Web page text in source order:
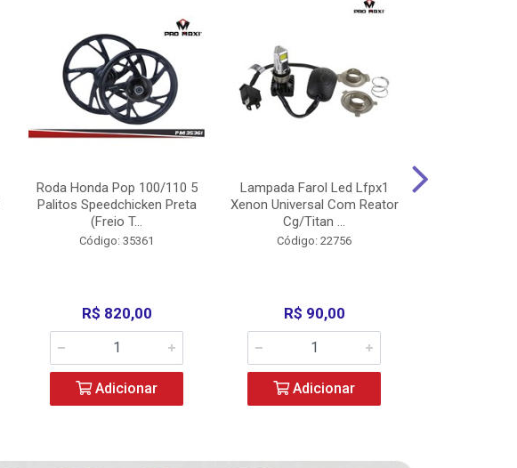
Roda Honda Pop 100/110 5
Palitos Speedchicken Preta
(Freio T...
Código: 35361
R$ 820,00
Adicionar
Lampada Farol Led Lfpx1
Xenon Universal Com Reator
Cg/Titan ...
Código: 22756
R$ 90,00
Adicionar